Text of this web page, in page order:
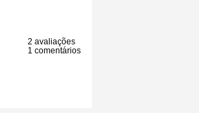
2 avaliações
1 comentários